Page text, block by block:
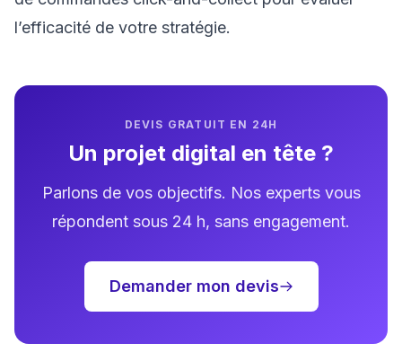
l’efficacité de votre stratégie.
DEVIS GRATUIT EN 24H
Un projet digital en tête ?
Parlons de vos objectifs. Nos experts vous
répondent sous 24 h, sans engagement.
Demander mon devis